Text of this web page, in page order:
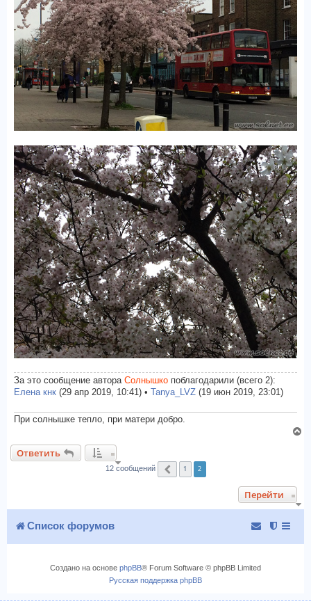
За это сообщение автора Солнышко поблагодарили (всего 2):
Елена кнк (29 апр 2019, 10:41) • Tanya_LVZ (19 июн 2019, 23:01)
При солнышке тепло, при матери добро.
к
Ответить
12 сообщений Пред.
1 2
Перейти
Список форумов
Создано на основе phpBB® Forum Software © phpBB Limited
Русская поддержка phpBB